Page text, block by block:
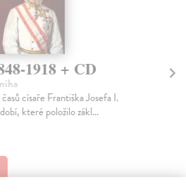
1918 + CD
císaře Františka Josefa I.
které položilo zákl...